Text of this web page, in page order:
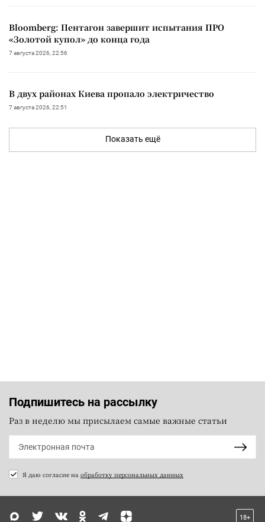
Bloomberg: Пентагон завершит испытания ПРО
«Золотой купол» до конца года
7 августа 2026, 22:56
В двух районах Киева пропало электричество
7 августа 2026, 22:51
Показать ещё
Подпишитесь на рассылку
Раз в неделю мы присылаем самые важные статьи
Я даю согласие на обработку персональных данных
18+